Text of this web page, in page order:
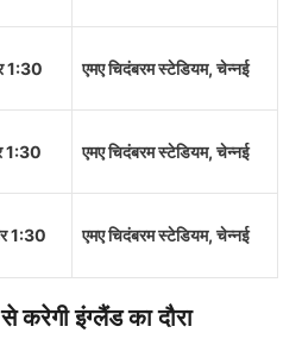
1:30 एमए चिदंबरम स्टेडियम, चेन्नई
1:30 एमए चिदंबरम स्टेडियम, चेन्नई
1:30 एमए चिदंबरम स्टेडियम, चेन्नई
करेगी इंग्लैंड का दौरा